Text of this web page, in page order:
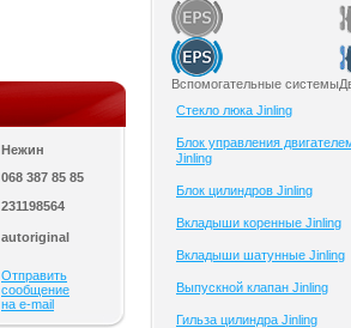
Нежин
068 387 85 85
231198564
autoriginal
Отправить
сообщение
на e-mail
Вспомогательные системы
Cтекло люка Jinling
Блок управления
Jinling
Блок цилиндров Jinling
Вкладыши коренные Jinling
Вкладыши шатунные Jinling
Выпускной клапан Jinling
Гильза цилиндра Jinling